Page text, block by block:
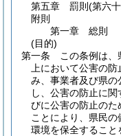
第五章
罰則 (第六
附則
第一章
総則
(目的)
第一条
この条例は
上において公害の
み、事業者及び県の
し、公害の防止に
びに公害の防止のた
ことにより、県民
環境を保全すること